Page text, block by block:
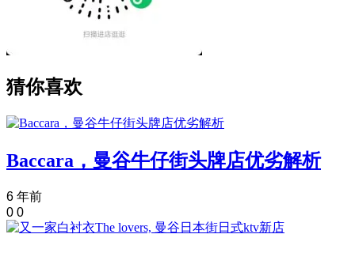
猜你喜欢
Baccara，曼谷牛仔街头牌店优劣解析
6 年前
0 0